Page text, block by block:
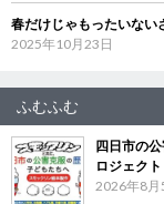
春だけじゃもったいない
2025年10月23日
ふむふむ
四日市の
ロジェク
2026年8月